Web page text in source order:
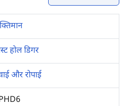
होल डिगर
और रोपाई